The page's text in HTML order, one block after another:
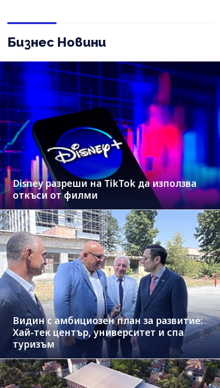
Бизнес Новини
Disney разреши на TikTok да използва
откъси от филми
Видин с амбициозен план за развитие:
Хай-тек център, университет и спа
туризъм